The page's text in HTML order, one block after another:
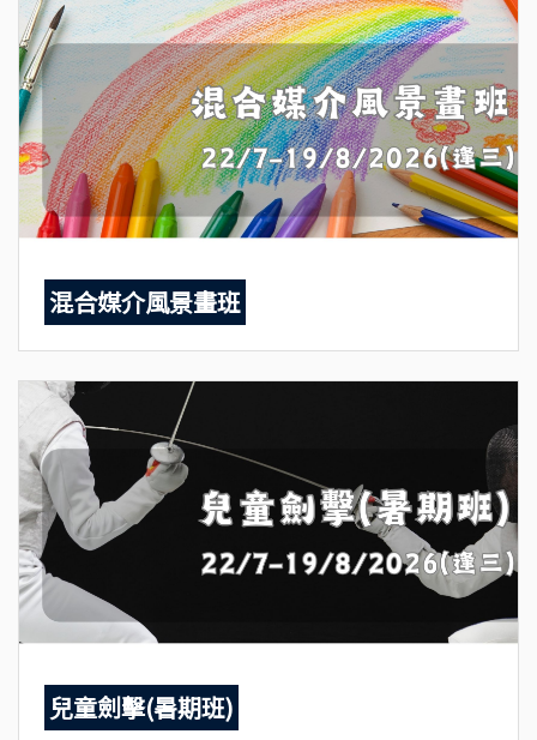
混合媒介風景畫班
兒童劍擊(暑期班)